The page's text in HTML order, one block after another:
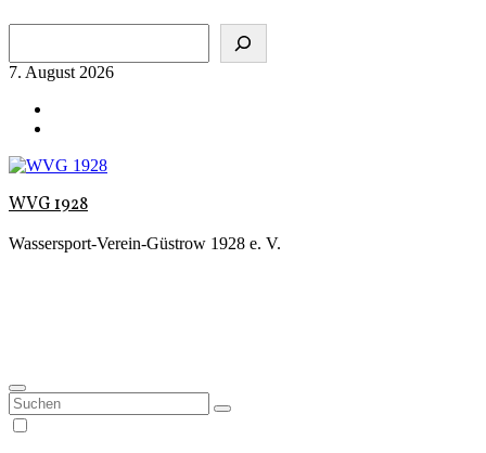
springen
7. August 2026
WVG 1928
Wassersport-Verein-Güstrow 1928 e. V.